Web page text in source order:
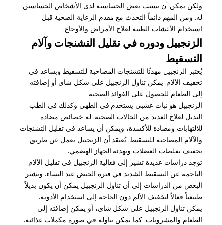
ولكن يمكن أن يسبب بعض الحساسية لدى الأشخاص الحساسين
له. ومن المهم دائماً التحدث مع مقدم الرعاية الصحية قبل
استخدام الأعشاب الطبية لعلاج الأمراض والأوجاع.
الزنجبيل ودوره في تقليل التشنجات وآلام
التسقيط
يُعتبر الزنجبيل مهدئًا للتشنجات المصاحبة للتسقيط ويساعد في
تخفيف الآلام. يمكن تناول الزنجبيل على شكل شاي أو إضافته
إلى الطعام للحصول على الفوائد الصحية
الزنجبيل هو نبات عشبي يستخدم في الطهي وكذلك في الطب
البديل لعلاج العديد من الحالات الصحية. له خصائص مضادة
للالتهابات ومضادة للأكسدة، ويمكن أن يساعد في تقليل التشنجات
والآلام المصاحبة للتسقيط. يُعتقد أن الزنجبيل يعمل عن طريق
تخفيف تقلصات العضلات وتهدئة الجهاز الهضمي.
توجد دراسات عديدة تشير إلى فعالية الزنجبيل في تقليل الآلام
الناجمة عن التسقيط الشديد في فترة الحيض عند النساء. وتشير
البعض من الدراسات إلى أن تناول الزنجبيل يمكن أن يكون بديلاً
طبيعياً فعالاً لتخفيف الألم دون الحاجة إلى استخدام الأدوية.
يمكن تناول الزنجبيل على شكل شاي، أو يمكن إضافته إلى
الطعام والمشروبات. كما يمكن تناوله في صورة مكملات غذائية.